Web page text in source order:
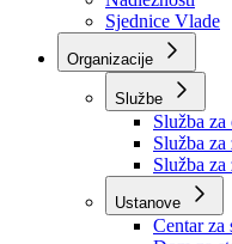
Ured Vlade i
Nadležnosti
Sjednice Vlade
Organizacije
Službe
Služba
Služba za
Služba za